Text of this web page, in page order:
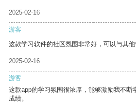
2025-02-16
游客
这款学习软件的社区氛围非常好，可以与其他
2025-02-16
游客
这款app的学习氛围很浓厚，能够激励我不断
成绩。